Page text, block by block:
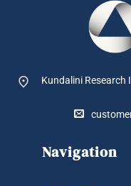
Kundalini Research
Navigation